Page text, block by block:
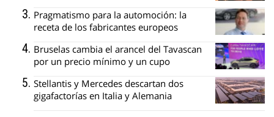
Pragmatismo para la automoción: la
receta de los fabricantes europeos
Bruselas cambia el arancel del Tavascan
por un precio mínimo y un cupo
Stellantis y Mercedes descartan dos
gigafactorías en Italia y Alemania